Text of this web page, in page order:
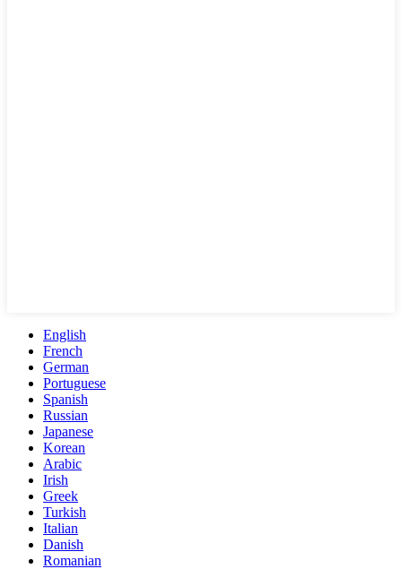
English
French
German
Portuguese
Spanish
Russian
Japanese
Korean
Arabic
Irish
Greek
Turkish
Italian
Danish
Romanian